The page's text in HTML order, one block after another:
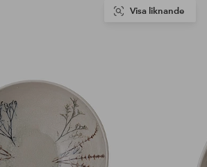
Visa liknande